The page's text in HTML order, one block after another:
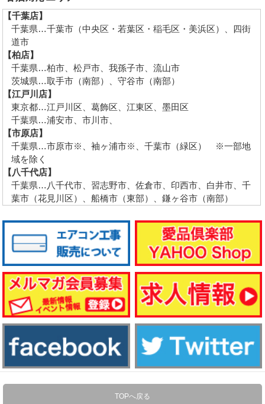
【千葉店】
千葉県…千葉市（中央区・若葉区・稲毛区・美浜区）、四街
道市
【柏店】
千葉県…柏市、松戸市、我孫子市、流山市
茨城県…取手市（南部）、守谷市（南部）
【江戸川店】
東京都…江戸川区、葛飾区、江東区、墨田区
千葉県…浦安市、市川市、
【市原店】
千葉県…市原市※、袖ヶ浦市※、千葉市（緑区） ※一部地
域を除く
【八千代店】
千葉県…八千代市、習志野市、佐倉市、印西市、白井市、千
葉市（花見川区）、船橋市（東部）、鎌ヶ谷市（南部）
TOPへ戻る